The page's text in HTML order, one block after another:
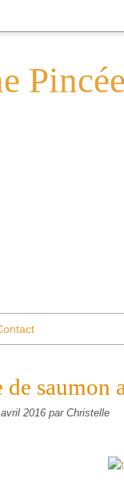
de saumon
2016 par Christelle